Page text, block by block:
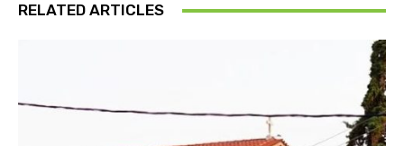
RELATED ARTICLES